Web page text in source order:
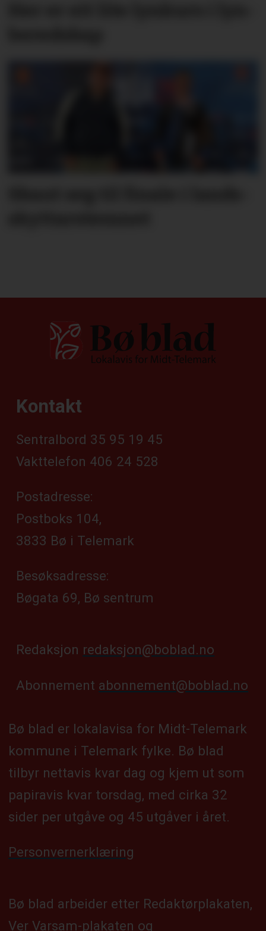
Kontakt
Sentralbord 35 95 19 45
Vakttelefon 406 24 528
Postadresse:
Postboks 104,
3833 Bø i Telemark
Besøksadresse:
Bøgata 69, Bø sentrum
Redaksjon redaksjon@boblad.no
Abonnement abonnement@boblad.no
Bø blad er lokalavisa for Midt-Telemark
kommune i Telemark fylke. Bø blad
tilbyr nettavis kvar dag og kjem ut som
papiravis kvar torsdag, med cirka 32
sider per utgåve og 45 utgåver i året.
Personvernerklæring
Bø blad arbeider etter Redaktørplakaten,
Ver Varsam-plakaten og